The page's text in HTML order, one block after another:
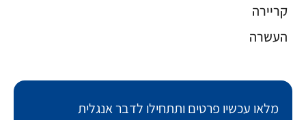
קריירה
העשרה
מלאו עכשיו פרטים ותתחילו לדבר אנגלית